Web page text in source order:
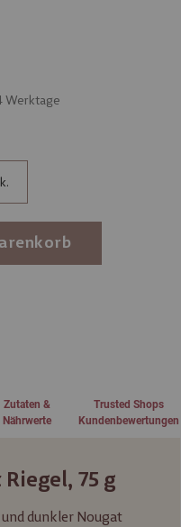
Werktage
75 g
dunkler Nougat
Zutaten &
Nährwerte
Trusted Shops
Kundenbewertungen